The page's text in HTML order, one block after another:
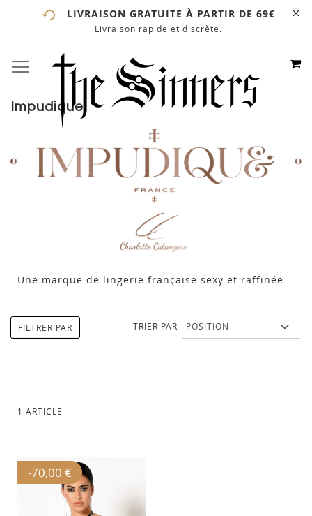
LIVRAISON GRATUITE À PARTIR DE 69€
Livraison rapide et discrète.
ALLEZ
# ENTREZ AU MOINS 3 CARACTÈRES POUR LANCER LA
# APPUYEZ SUR LA TOUCHE "ENTRER" POUR LANCER
LA RECHERCHE
Impudique
Une marque de lingerie française sexy et raffinée
1 ARTICLE
TRIER PAR
-70,00 €
FILTRER PAR